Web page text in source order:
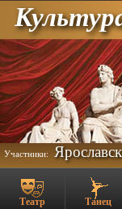
Участники:
Театр Танец